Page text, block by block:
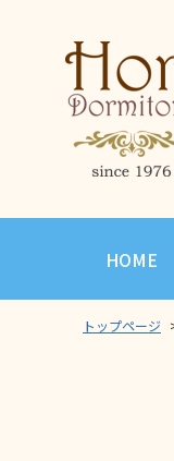
HOME
トップページ